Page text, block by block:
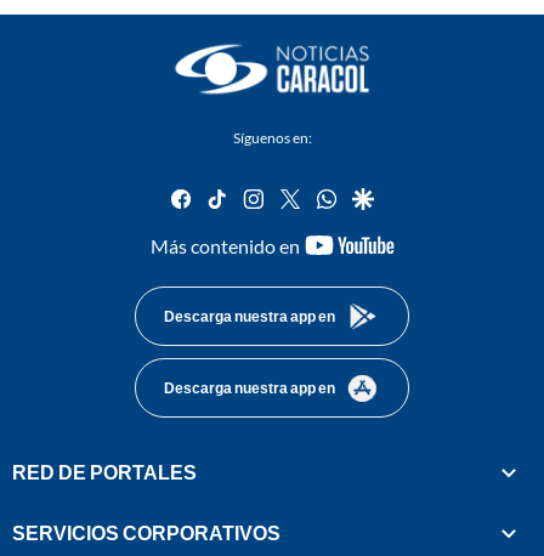
Síguenos en:
facebook
tiktok instagram
twitterwhatsapp
google
Más contenido en
youtube-
Descarga nuestra app en
Descarga nuestra app en
RED DE PORTALES
SERVICIOS CORPORATIVOS